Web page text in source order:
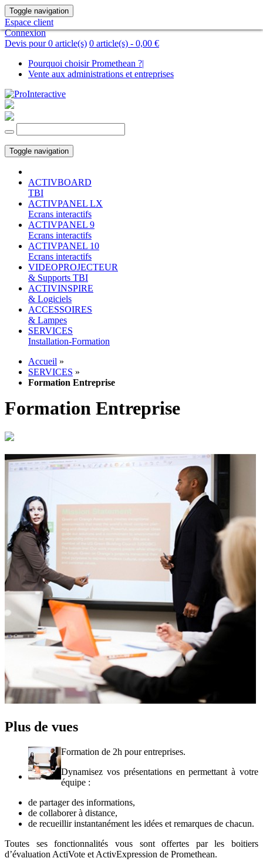
Toggle navigation
Espace client
Connexion
Devis pour 0 article(s) 0 article(s) - 0,00 €
Pourquoi choisir Promethean ?|
Vente aux administrations et entreprises
Toggle navigation
ACTIVBOARD
TBI
ACTIVPANEL LX
Ecrans interactifs
ACTIVPANEL 9
Ecrans interactifs
ACTIVPANEL 10
Ecrans interactifs
VIDEOPROJECTEUR
& Supports TBI
ACTIVINSPIRE
& Logiciels
ACCESSOIRES
& Lampes
SERVICES
Installation-Formation
Accueil »
SERVICES »
Formation Entreprise
Formation Entreprise
Plus de vues
Formation de 2h pour entreprises.
Dynamisez vos présentations en permettant à votre
équipe :
de partager des informations,
de collaborer à distance,
de recueillir instantanément les idées et remarques de chacun.
Toutes ses fonctionnalités vous sont offertes par les boitiers
d’évaluation ActiVote et ActivExpression de Promethean.